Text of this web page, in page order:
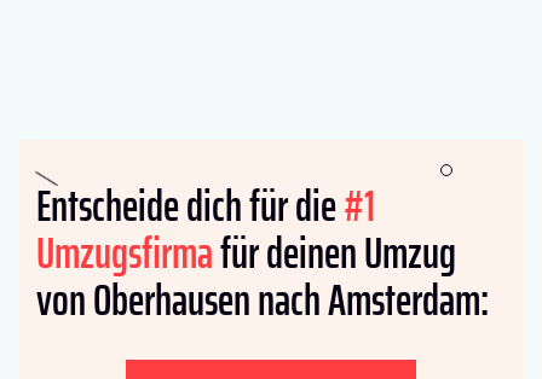
Entscheide dich für die#1
Umzugsfirmafür deinen Umzug
von Oberhausen nach Amsterdam: